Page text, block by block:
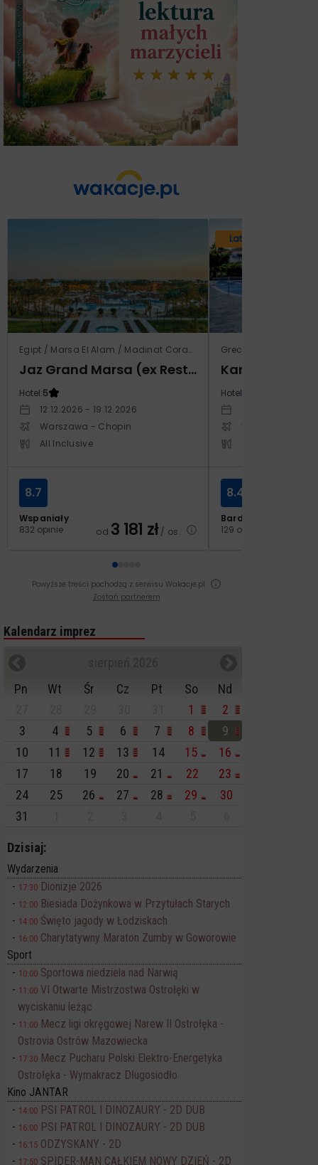
Egipt / Marsa El Alam / Madinat Coraya
Jaz Grand Marsa (ex Resta Grand Resort)
Hotel:5
12.12.2026 - 19.12.2026
Warszawa - Chopin
All Inclusive
Wspaniały
832 opinie
8.7
od 3 181 zł/ os.
Lato 2026
Grecja / Samos /
Kampos
Hotel:
Warszawa -
Bardzo dobry
129 opinii
8.4
Powyższe treści pochodzą z serwisu Wakacje.pl
Zostań partnerem
Kalendarz imprez
Pn
Wt Śr Cz Pt So
Nd
1
2
3
4 5 6 7 8
9
10
11 12 13 14 15
16
17
18 19 20 21 22
23
24
25 26 27 28 29
30
31
Dzisiaj:
Wydarzenia
17:30 Dionizje 2026
12:00 Biesiada Dożynkowa w Przytułach Starych
14:00 Święto jagody w Łodziskach
16:00 Charytatywny Maraton Zumby w Goworowie
Sport
10:00 Sportowa niedziela nad Narwią
11:00 VI Otwarte Mistrzostwa Ostrołęki w
wyciskaniu leżąc
11:00 Mecz ligi okręgowej Narew II Ostrołęka -
Ostrovia Ostrów Mazowiecka
17:30 Mecz Pucharu Polski Elektro-Energetyka
Ostrołęka - Wymakracz Długosiodło
Kino JANTAR
14:00 PSI PATROL I DINOZAURY - 2D DUB
16:00 PSI PATROL I DINOZAURY - 2D DUB
16:15 ODZYSKANY - 2D
17:50 SPIDER-MAN CAŁKIEM NOWY DZIEŃ - 2D